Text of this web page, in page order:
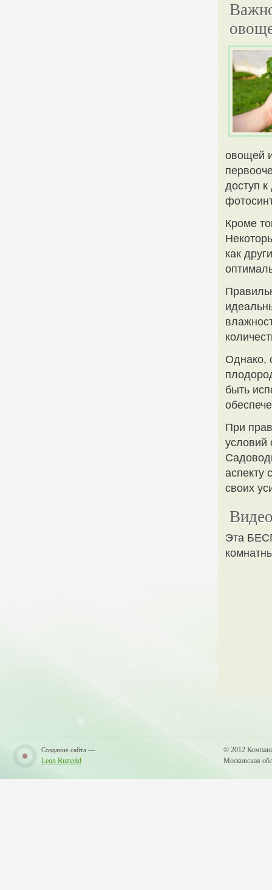
овощей
доступ
Кроме
как
Однако,
быть
При
условий
аспекту
своих
Эта
Создание сайта —
Leon Ruzveld
© 2012
Московская